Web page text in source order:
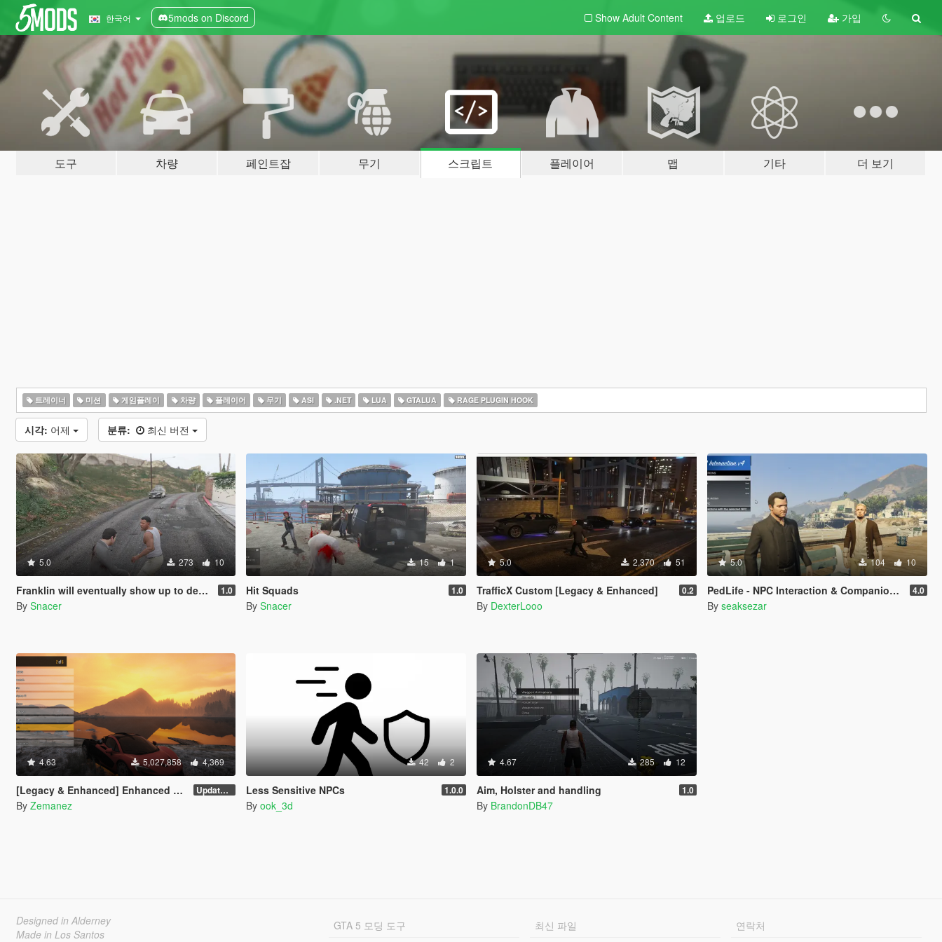
한국어 5mods on Discord Show Adult Content 업로드 로그인 가입
도구 차량 페인트잡 무기 스크립트 플레이어 맵 기타 더 보기
트레이너 미션 게임플레이 차량 플레이어 무기 ASI .NET LUA GTALUA RAGE PLUGIN HOOK
시각: 어제 분류: 최신 버전
5.0 273 10
Franklin will eventually show up to defend his home but it's a real mod 1.0
By Snacer
15 1
Hit Squads 1.0
By Snacer
5.0 2,370 51
TrafficX Custom [Legacy & Enhanced] 0.2
By DexterLooo
5.0 104 10
PedLife - NPC Interaction & Companion Actions [Legacy] 4.0
By seaksezar
4.63 5,027,858 4,369
[Legacy & Enhanced] Enhanced Native Trainer Update 58 - Hotfix
By Zemanez
42 2
Less Sensitive NPCs 1.0.0
By ook_3d
4.67 285 12
Aim, Holster and handling 1.0
By BrandonDB47
Designed in Alderney
Made in Los Santos
GTA 5 모딩 도구 최신 파일 연락처